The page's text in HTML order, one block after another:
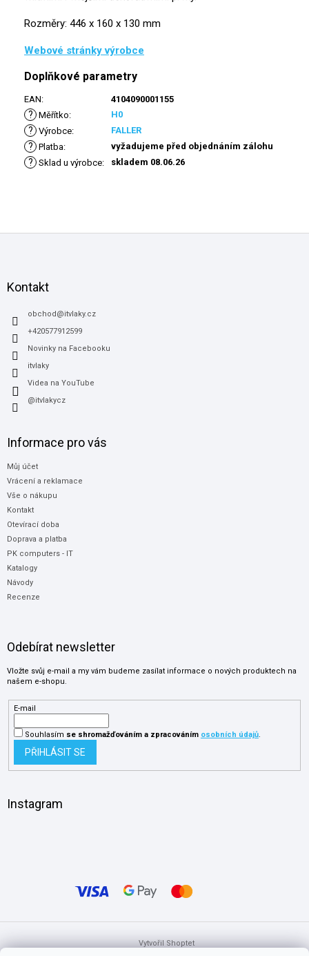
Rozměry: 446 x 160 x 130 mm
Webové stránky výrobce
Doplňkové parametry
EAN: 4104090001155
? Měřítko: H0
? Výrobce: FALLER
? Platba: vyžadujeme před objednáním zálohu
? Sklad u výrobce: skladem 08.06.26
Kontakt
obchod@itvlaky.cz
+420577912599
Novinky na Facebooku
itvlaky
Videa na YouTube
@itvlakycz
Informace pro vás
Můj účet
Vrácení a reklamace
Vše o nákupu
Kontakt
Otevírací doba
Doprava a platba
PK computers - IT
Katalogy
Návody
Recenze
Odebírat newsletter
Vložte svůj e-mail a my vám budeme zasílat informace o nových produktech na
našem e-shopu.
E-mail
Souhlasím se shromažďováníma zpracováním osobních údajů.
PŘIHLÁSIT SE
Instagram
Vytvořil Shoptet